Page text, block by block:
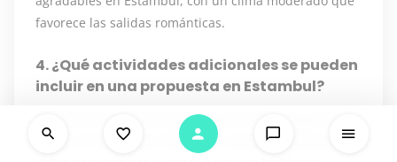
favorece las salidas románticas.
4. ¿Qué actividades adicionales se pueden
incluir en una propuesta en Estambul?
Además de la propuesta en sí, se pueden organizar
paseos en barco por el Bósforo, cenas románticas con